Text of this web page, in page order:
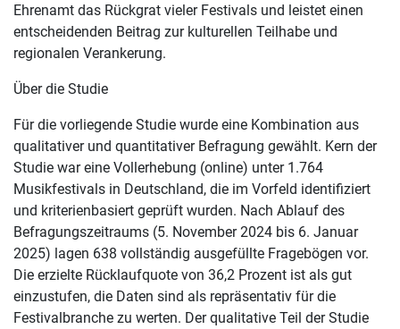
Ehrenamt das Rückgrat vieler Festivals und leistet einen
entscheidenden Beitrag zur kulturellen Teilhabe und
regionalen Verankerung.
Über die Studie
Für die vorliegende Studie wurde eine Kombination aus
qualitativer und quantitativer Befragung gewählt. Kern der
Studie war eine Vollerhebung (online) unter 1.764
Musikfestivals in Deutschland, die im Vorfeld identifiziert
und kriterienbasiert geprüft wurden. Nach Ablauf des
Befragungszeitraums (5. November 2024 bis 6. Januar
2025) lagen 638 vollständig ausgefüllte Fragebögen vor.
Die erzielte Rücklaufquote von 36,2 Prozent ist als gut
einzustufen, die Daten sind als repräsentativ für die
Festivalbranche zu werten. Der qualitative Teil der Studie